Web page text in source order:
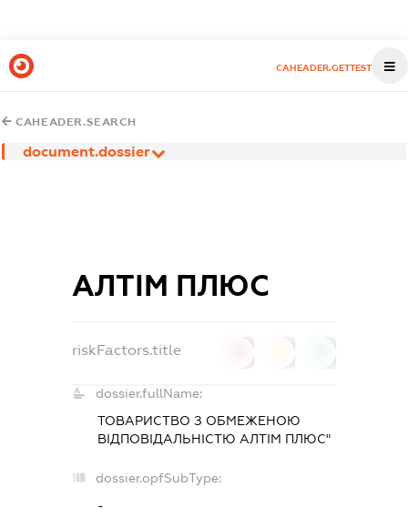
CAHEADER.GETTEST
CAHEADER.SEARCH
document.dossier
АЛТІМ ПЛЮС
riskFactors.title
dossier.fullName:
ТОВАРИСТВО З ОБМЕЖЕНОЮ
ВІДПОВІДАЛЬНІСТЮ АЛТІМ ПЛЮС"
dossier.opfSubType:
-